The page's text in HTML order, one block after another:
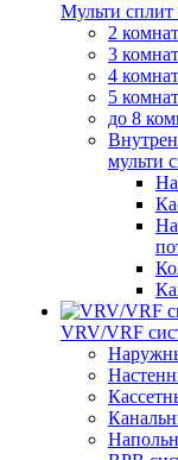
Мульти сплит
2
3
4
5 комнат
до 8
мульти
VRV/VRF